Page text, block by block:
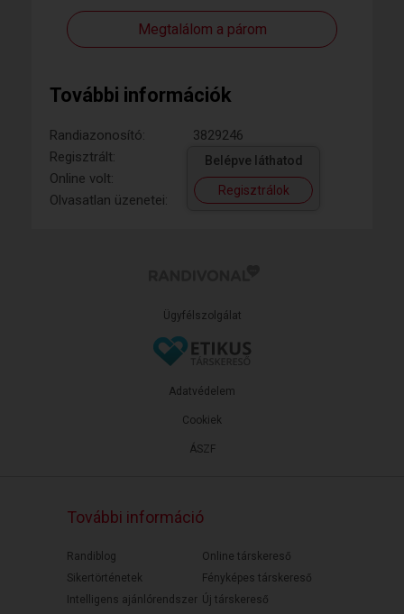
Megtalálom a párom
További információk
Randiazonosító:
3829246
Regisztrált:
Online volt:
Olvasatlan üzenetei:
Belépve láthatod
Regisztrálok
Ügyfélszolgálat
ÁSZF
Adatvédelem
Cookiek
További információ
Randiblog
Sikertörténetek
Intelligens ajánlórendszer
Online társkereső
Fényképes társkereső
Új társkereső